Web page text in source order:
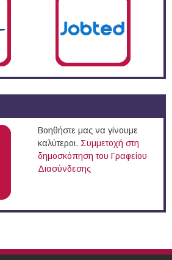
Βοηθήστε μας να γίνουμε
καλύτεροι. Συμμετοχή στη
δημοσκόπηση του Γραφείου
Διασύνδεσης